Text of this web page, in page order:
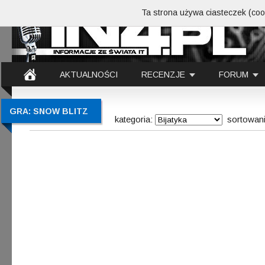
AKTUALNOŚCI RECENZJE FORUM
GRA: SNOW BLITZ
kategoria:
Ta strona używa ciasteczek